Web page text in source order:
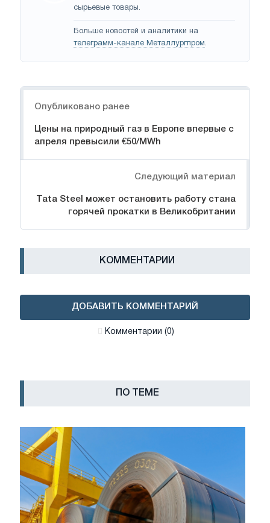
сырьевые товары.
Больше новостей и аналитики на
телеграмм-канале Металлургпром.
Опубликовано ранее
Цены на природный газ в Европе впервые с
апреля превысили €50/MWh
Следующий материал
Tata Steel может остановить работу стана
горячей прокатки в Великобритании
КОММЕНТАРИИ
ДОБАВИТЬ КОММЕНТАРИЙ
Комментарии (0)
ПО ТЕМЕ